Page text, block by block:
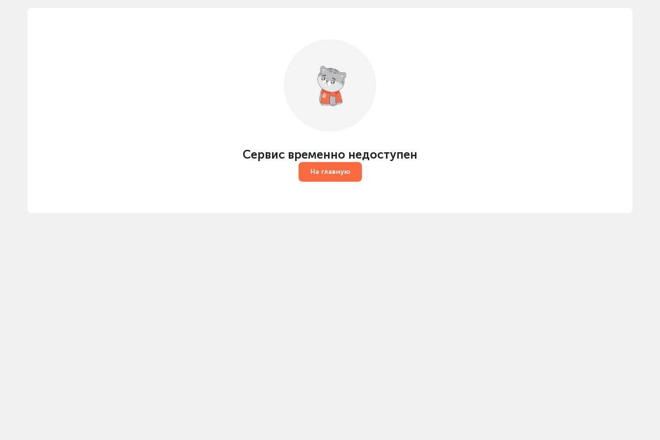
Сервис временно недоступен
На главную